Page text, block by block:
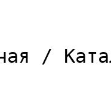
/